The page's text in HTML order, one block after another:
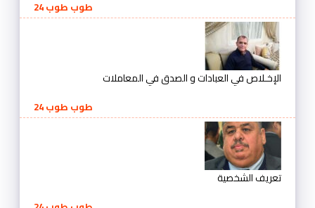
طوب طوب 24
الإخـلاص في العبادات و الصدق في المعاملات
طوب طوب 24
تعريف الشخصية